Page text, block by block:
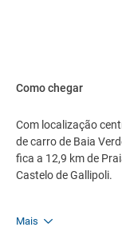
Como chegar
Com localização
de carro de Baia
fica a 12,9 km de
Castelo de Gallipoli.
Mais